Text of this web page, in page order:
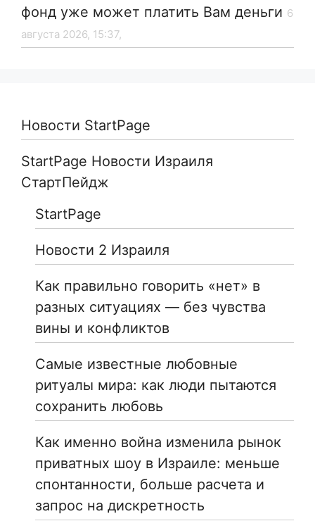
фонд уже может платить Вам деньги 6
августа 2026, 15:37,
Новости StartPage
StartPage Новости Израиля
СтартПейдж
StartPage
Новости 2 Израиля
Как правильно говорить «нет» в
разных ситуациях — без чувства
вины и конфликтов
Самые известные любовные
ритуалы мира: как люди пытаются
сохранить любовь
Как именно война изменила рынок
приватных шоу в Израиле: меньше
спонтанности, больше расчета и
запрос на дискретность